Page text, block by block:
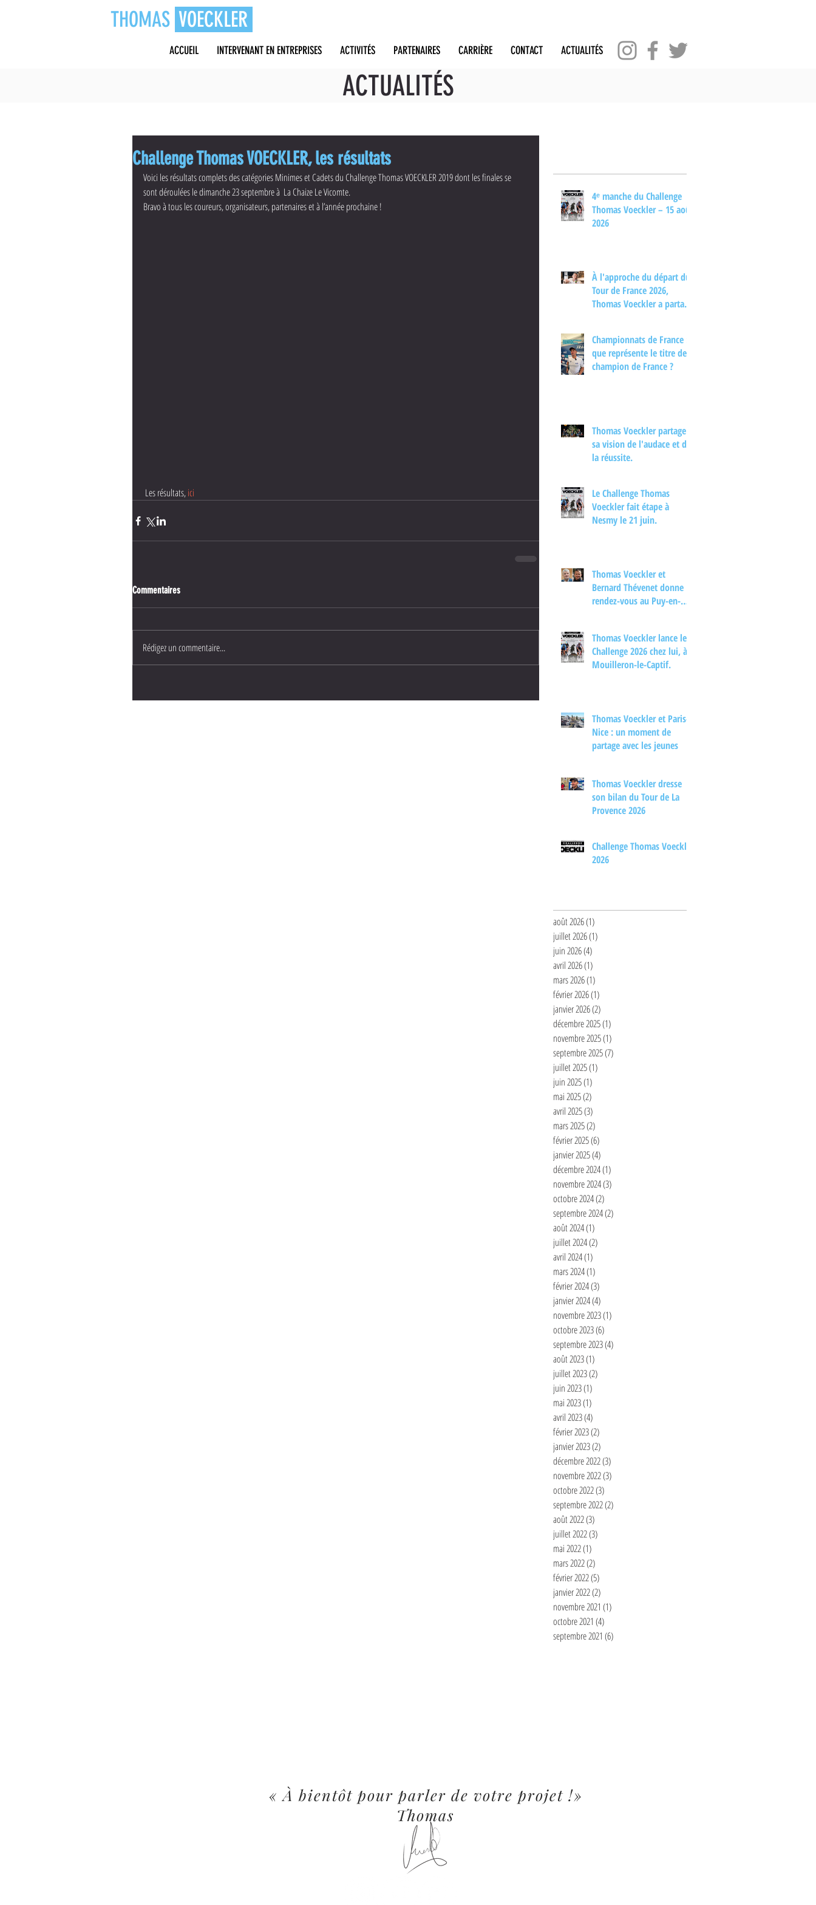
THOMAS VOECKLER
ACCUEIL INTERVENANT EN ENTREPRISES ACTIVITÉS PARTENAIRES CARRIÈRE CONTACT ACTUALITÉS
ACTUALITÉS
Challenge Thomas VOECKLER, les résultats
Voici les résultats complets des catégories Minimes et Cadets du Challenge Thomas VOECKLER 2019 dont les finales se
sont déroulées le dimanche 23 septembre à  La Chaize Le Vicomte.
Bravo à tous les coureurs, organisateurs, partenaires et à l’année prochaine !
Les résultats, ici
Commentaires
Rédigez un commentaire...
4ᵉ manche du Challenge
Thomas Voeckler – 15 août
2026
À l'approche du départ du
Tour de France 2026,
Thomas Voeckler a partagé
nouvelle édition dans une
interview.
Championnats de France :
que représente le titre de
champion de France ?
Thomas Voeckler partage
sa vision de l'audace et de
la réussite.
Le Challenge Thomas
Voeckler fait étape à
Nesmy le 21 juin.
Thomas Voeckler et
Bernard Thévenet donne
rendez-vous au Puy-en-
cyclisme
Thomas Voeckler lance le
Challenge 2026 chez lui, à
Mouilleron-le-Captif.
Thomas Voeckler et Paris-
Nice : un moment de
partage avec les jeunes
Thomas Voeckler dresse
son bilan du Tour de La
Provence 2026
Challenge Thomas Voeckler
2026
août 2026(1)
juillet 2026(1)
juin 2026(4)
avril 2026(1)
mars 2026(1)
février 2026(1)
janvier 2026(2)
décembre 2025(1)
novembre 2025(1)
septembre 2025(7)
juillet 2025(1)
juin 2025(1)
mai 2025(2)
avril 2025(3)
mars 2025(2)
février 2025(6)
janvier 2025(4)
décembre 2024(1)
novembre 2024(3)
octobre 2024(2)
septembre 2024(2)
août 2024(1)
juillet 2024(2)
avril 2024(1)
mars 2024(1)
février 2024(3)
janvier 2024(4)
novembre 2023(1)
octobre 2023(6)
septembre 2023(4)
août 2023(1)
juillet 2023(2)
juin 2023(1)
mai 2023(1)
avril 2023(4)
février 2023(2)
janvier 2023(2)
décembre 2022(3)
novembre 2022(3)
octobre 2022(3)
septembre 2022(2)
août 2022(3)
juillet 2022(3)
mai 2022(1)
mars 2022(2)
février 2022(5)
janvier 2022(2)
novembre 2021 (1)
octobre 2021 (4)
septembre 2021 (6)
« À bientôt pour parler de votre projet !»
Thomas